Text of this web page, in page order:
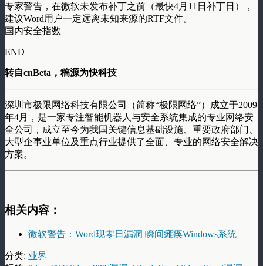
专家警告，在微软未发布补丁之前（最快4月11日补丁日），
建议Word用户一定远离未知来源的RTF文件。
国内安全指数
END
转自cnBeta，稿源为快科技
深圳市极限网络科技有限公司（简称“极限网络”）成立于2009
年4月，是一家专注智能机器人与安全系统集成的专业网络安
全公司，成立至今为我国关键信息基础设施、重要政府部门、
大型企事业单位及重点行业提供了全面、专业的网络安全解决
方案。
相关内容：
微软警告：Word现零日漏洞 瞬间瘫痪Windows系统
分类: 业界